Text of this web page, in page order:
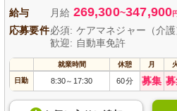
給与 月給 269,300~347,900円
応募要件必須: ケアマネジャー（介護
歓迎: 自動車免許
就業時間 休憩 月
日勤 8:30～ 17:30 60分 募集